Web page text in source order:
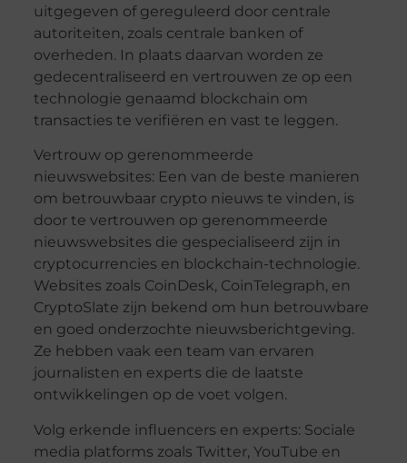
uitgegeven of gereguleerd door centrale
autoriteiten, zoals centrale banken of
overheden. In plaats daarvan worden ze
gedecentraliseerd en vertrouwen ze op een
technologie genaamd blockchain om
transacties te verifiëren en vast te leggen.
Vertrouw op gerenommeerde
nieuwswebsites: Een van de beste manieren
om betrouwbaar crypto nieuws te vinden, is
door te vertrouwen op gerenommeerde
nieuwswebsites die gespecialiseerd zijn in
cryptocurrencies en blockchain-technologie.
Websites zoals CoinDesk, CoinTelegraph, en
CryptoSlate zijn bekend om hun betrouwbare
en goed onderzochte nieuwsberichtgeving.
Ze hebben vaak een team van ervaren
journalisten en experts die de laatste
ontwikkelingen op de voet volgen.
Volg erkende influencers en experts: Sociale
media platforms zoals Twitter, YouTube en